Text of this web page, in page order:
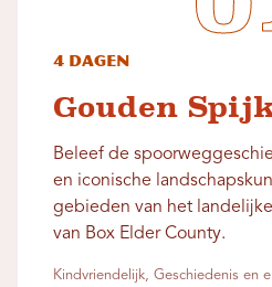
4 dagen
Gouden
Beleef de
en iconische
gebieden van het
van Box Elder County.
Kindvriendelijk, Geschiedenis en